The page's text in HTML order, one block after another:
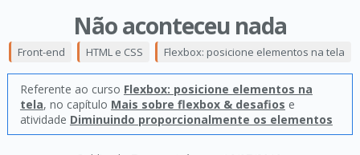
Não aconteceu nada
Front-end HTML e CSS Flexbox: posicione elementos na tela
Referente ao curso Flexbox: posicione elementos na
tela, no capítulo Mais sobre flexbox & desafios e
atividade Diminuindo proporcionalmente os elementos